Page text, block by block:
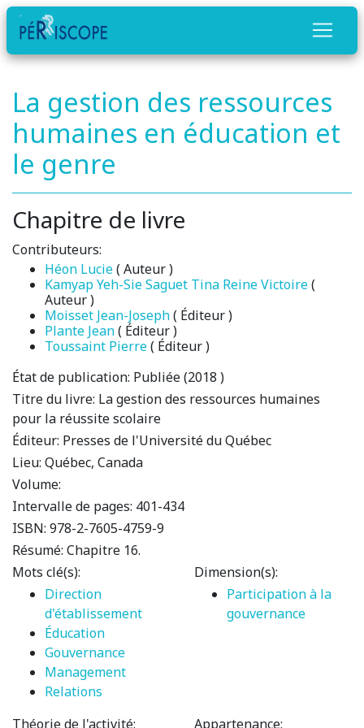
La gestion des ressources
humaines en éducation et
le genre
Chapitre de livre
Contributeurs:
Héon Lucie( Auteur )
Kamyap Yeh-Sie Saguet Tina Reine Victoire(
Auteur )
Moisset Jean-Joseph( Éditeur )
Plante Jean( Éditeur )
Toussaint Pierre( Éditeur )
État de publication: Publiée (2018 )
Titre du livre: La gestion des ressources humaines
pour la réussite scolaire
Éditeur: Presses de l'Université du Québec
Lieu: Québec, Canada
Volume:
Intervalle de pages: 401-434
ISBN: 978-2-7605-4759-9
Résumé: Chapitre 16.
Mots clé(s):
Direction
d'établissement
Éducation
Gouvernance
Management
Relations
Dimension(s):
Participation à la
gouvernance
Théorie de l'activité: Appartenance: